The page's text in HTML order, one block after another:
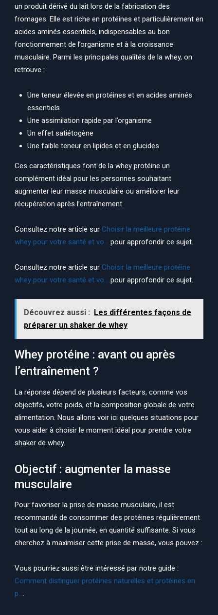
un produit dérivé du lait lors de la fabrication des
fromages. Elle est riche en protéines et particulièrement en
acides aminés essentiels, indispensables au bon
fonctionnement de l’organisme et à la croissance
musculaire. Parmi les principales qualités de la whey, on
retrouve :
Une teneur élevée en protéines et en acides aminés
essentiels
Une assimilation rapide par l’organisme
Un effet satiétogène
Une faible teneur en lipides et en glucides
Ces caractéristiques font de la whey protéine un
complément idéal pour les personnes souhaitant
augmenter leur masse musculaire ou améliorer leur
récupération après l’entraînement.
Consultez notre article sur Choisir la meilleure protéine
whey pour votre santé et vo… pour approfondir ce sujet.
Consultez notre article sur Choisir la meilleure protéine
whey pour votre santé et vo… pour approfondir ce sujet.
Découvrez aussi : Les différentes façons de
préparer un shaker de whey
Whey protéine : avant ou après
l’entraînement ?
La réponse dépend de plusieurs facteurs, comme vos
objectifs, votre poids, et la composition globale de votre
alimentation. Nous allons voir ici quelques situations pour
vous aider à choisir le moment idéal pour prendre votre
shaker de whey.
Objectif : augmenter la masse
musculaire
Pour favoriser la prise de masse musculaire, il est
recommandé de consommer des protéines régulièrement
tout au long de la journée, en quantité suffisante. Si vous
cherchez à maximiser cette prise de masse, vous pouvez :
Vous pourriez aussi être intéressé par notre guide :
Comment distinguer protéines naturelles et protéines en
p….